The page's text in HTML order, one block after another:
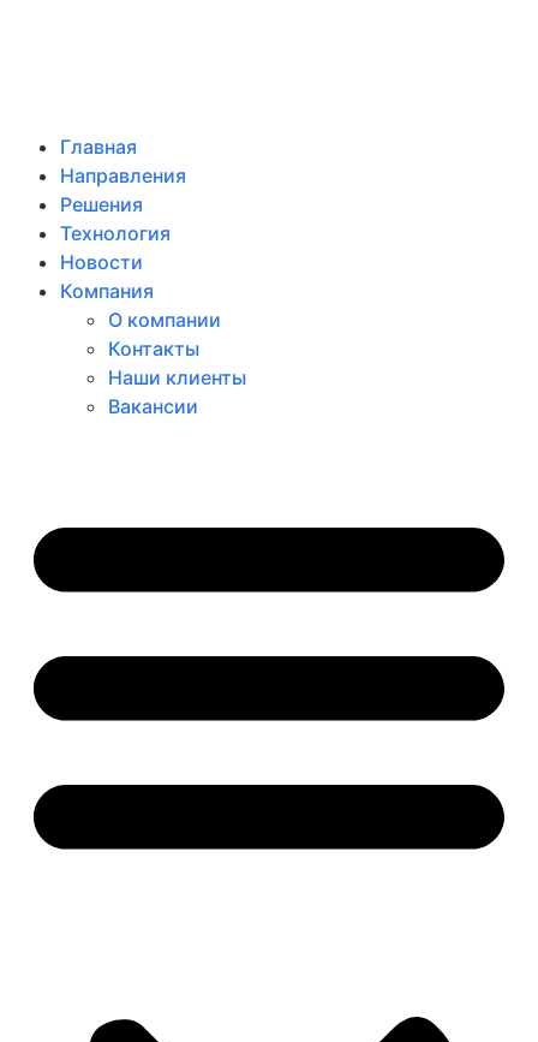
Главная
Направления
Решения
Технология
Новости
Компания
О компании
Контакты
Наши клиенты
Вакансии